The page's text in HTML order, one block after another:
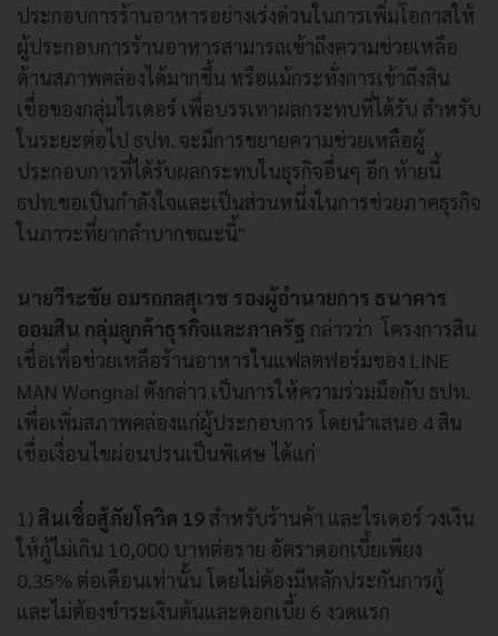
ประกอบการร้านอาหารอย่างเร่งด่วนในการเพิ่มโอกาสให้
ผู้ประกอบการร้านอาหารสามารถเข้าถึงความช่วยเหลือ
ด้านสภาพคล่องได้มากขึ้น หรือแม้กระทั่งการเข้าถึงสิน
เชื่อของกลุ่มไรเดอร์ เพื่อบรรเทาผลกระทบที่ได้รับ สำหรับ
ในระยะต่อไป ธปท. จะมีการขยายความช่วยเหลือผู้
ประกอบการที่ได้รับผลกระทบในธุรกิจอื่นๆ อีก ท้ายนี้
ธปท.ขอเป็นกำลังใจและเป็นส่วนหนึ่งในการช่วยภาคธุรกิจ
ในภาวะที่ยากลำบากขณะนี้"
นายวีระชัย อมรถกลสุเวช รองผู้อำนวยการ ธนาคาร
ออมสิน กลุ่มลูกค้าธุรกิจและภาครัฐ กล่าวว่า โครงการสิน
เชื่อเพื่อช่วยเหลือร้านอาหารในแฟลตฟอร์มของ LINE
MAN Wongnai ดังกล่าว เป็นการให้ความร่วมมือกับ ธปท.
เพื่อเพิ่มสภาพคล่องแก่ผู้ประกอบการ โดยนำเสนอ 4 สิน
เชื่อเงื่อนไขผ่อนปรนเป็นพิเศษ ได้แก่
1) สินเชื่อสู้ภัยโควิด 19 สำหรับร้านค้า และไรเดอร์ วงเงิน
ให้กู้ไม่เกิน 10,000 บาทต่อราย อัตราดอกเบี้ยเพียง
0.35% ต่อเดือนเท่านั้น โดยไม่ต้องมีหลักประกันการกู้
และไม่ต้องชำระเงินต้นและดอกเบี้ย 6 งวดแรก